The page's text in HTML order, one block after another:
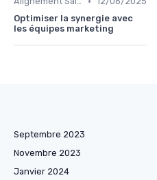
Optimiser la synergie avec
les équipes marketing
Septembre 2023
Novembre 2023
Janvier 2024